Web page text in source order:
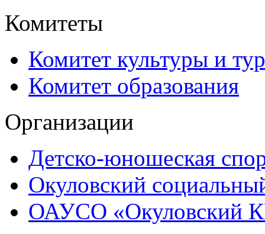
Комитеты
Комитет культуры и
Комитет образования
Организации
Детско-юношеская
Окуловский
ОАУСО «Окуловский